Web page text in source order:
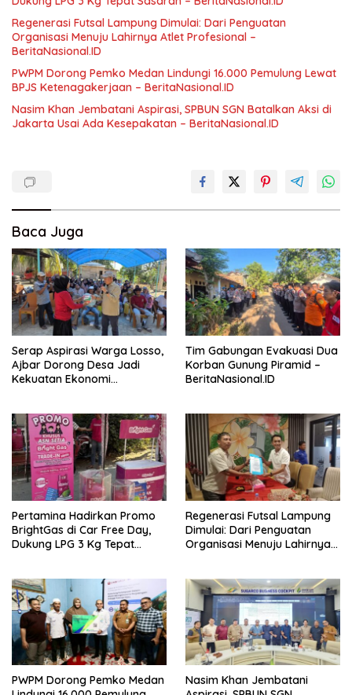
Regenerasi Futsal Lampung Dimulai: Dari Penguatan
Organisasi Menuju Lahirnya Atlet Profesional –
BeritaNasional.ID
PWPM Dorong Pemko Medan Lindungi 16.000 Pemulung Lewat
BPJS Ketenagakerjaan – BeritaNasional.ID
Nasim Khan Jembatani Aspirasi, SPBUN SGN Batalkan Aksi di
Jakarta Usai Ada Kesepakatan – BeritaNasional.ID
Baca Juga
Serap Aspirasi Warga Losso,
Ajbar Dorong Desa Jadi
Kekuatan Ekonomi
Tim Gabungan Evakuasi Dua
Korban Gunung Piramid –
BeritaNasional.ID
Pertamina Hadirkan Promo
BrightGas di Car Free Day,
Dukung LPG 3 Kg Tepat
Regenerasi Futsal Lampung
Dimulai: Dari Penguatan
Organisasi Menuju Lahirnya
PWPM Dorong Pemko Medan
Nasim Khan Jembatani